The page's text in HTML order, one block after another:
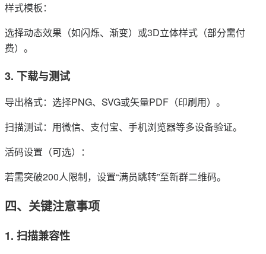
样式模板：
选择动态效果（如闪烁、渐变）或3D立体样式（部分需付
费）。
3. 下载与测试
导出格式：选择PNG、SVG或矢量PDF（印刷用）。
扫描测试：用微信、支付宝、手机浏览器等多设备验证。
活码设置（可选）：
若需突破200人限制，设置“满员跳转”至新群二维码。
四、关键注意事项
1. 扫描兼容性